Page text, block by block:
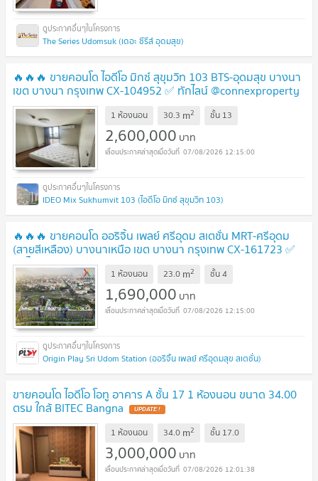
The Series Udomsuk (เดอะ ซีรีส์ อุดมสุข)
🔥🔥🔥 ขายคอนโด ไอดีโอ มิกซ์ สุขุมวิท 103 BTS-อุดมสุข บางนา
เขต บางนา กรุงเทพ CX-104952 ✅ ทักไลน์ @connexproperty
ตอบทันที ทีมงานมืออาชีพ ✅ 🔥🔥🔥
1 ห้องนอน 30.3 m2 ชั้น 13
2,600,000 บาท
07/08/2026 12:15:00
IDEO Mix Sukhumvit 103 (ไอดีโอ มิกซ์ สุขุมวิท 103)
🔥🔥🔥 ขายคอนโด ออริจิ้น เพลย์ ศรีอุดม สเตชั่น MRT-ศรีอุดม
(สายสีเหลือง) บางนาเหนือ เขต บางนา กรุงเทพ CX-161723 ✅
ทักไลน์ @connexproperty ตอบทันที ทีมงานมืออาชีพ ✅ 🔥🔥🔥
UPDATE ! 1 ห้องนอน 23.0 m2 ชั้น4
1,690,000 บาท
07/08/2026 12:15:00
Origin Play Sri Udom Station (ออริจิ้น เพลย์ ศรีอุดมสุข สเตชั่น)
ขายคอนโด ไอดีโอ โอทู อาคาร A ชั้น 17 1 ห้องนอน ขนาด 34.00
ตรม ใกล้ BITEC Bangna UPDATE !
1 ห้องนอน 34.0 m2 ชั้น 17.0
3,000,000 บาท
07/08/2026 12:01:38